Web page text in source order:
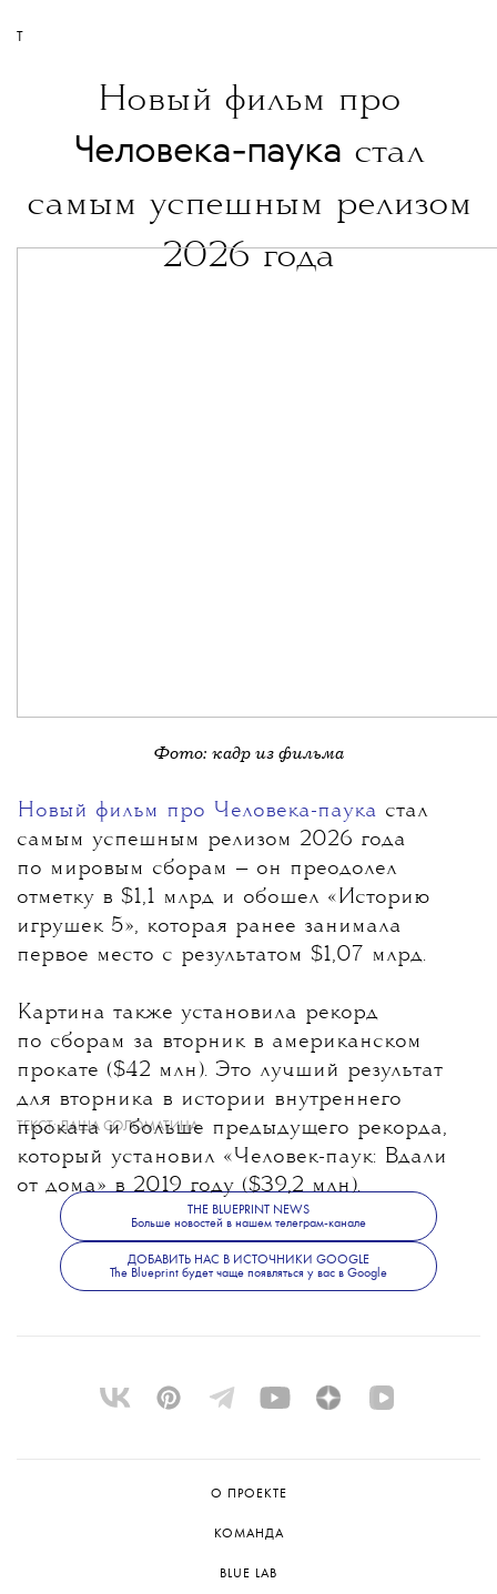
T
Новый фильм про
Человека-паука стал
самым успешным релизом
2026 года
Фото: кадр из фильма
Новый фильм про Человека-паука стал
самым успешным релизом 2026 года
по мировым сборам — он преодолел
отметку в $1,1 млрд и обошел «Историю
игрушек 5», которая ранее занимала
первое место с результатом $1,07 млрд.
Картина также установила рекорд
по сборам за вторник в американском
прокате ($42 млн). Это лучший результат
для вторника в истории внутреннего
проката и больше предыдущего рекорда,
который установил «Человек-паук: Вдали
от дома» в 2019 году ($39,2 млн).
ТЕКСТ:ДАША СОЛОМАТИНА
THE BLUEPRINT NEWS
Больше новостей в нашем телеграм-канале
ДОБАВИТЬ НАС В ИСТОЧНИКИ GOOGLE
The Blueprint будет чаще появляться у вас в Google
О ПРОЕКТЕ
КОМАНДА
BLUE LAB